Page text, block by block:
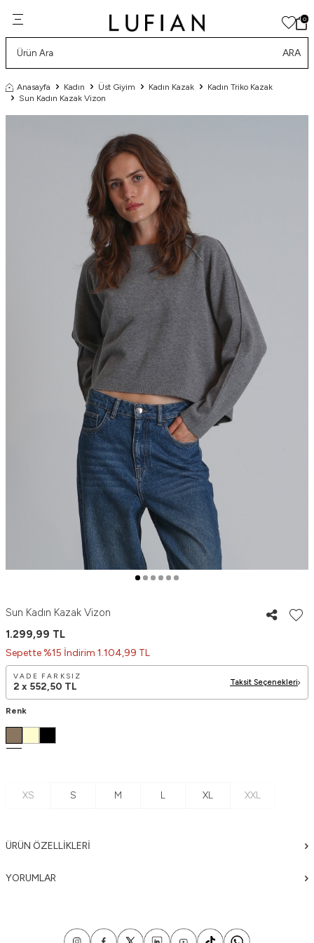
0
ARA
Anasayfa Kadın Üst Giyim Kadın Kazak
Kadın Triko Kazak
Sun Kadın Kazak Vizon
Sun Kadın Kazak Vizon
1.299,99 TL
Sepette %15 İndirim 1.104,99 TL
VADE FARKSIZ
2 x 552,50 TL Taksit Seçenekleri
Renk
XS S M L XL XXL
ÜRÜN ÖZELLIKLERI
YORUMLAR